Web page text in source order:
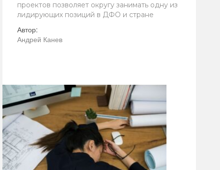
проектов позволяет округу занимать одну из
лидирующих позиций в ДФО и стране
Автор:
Андрей Канев